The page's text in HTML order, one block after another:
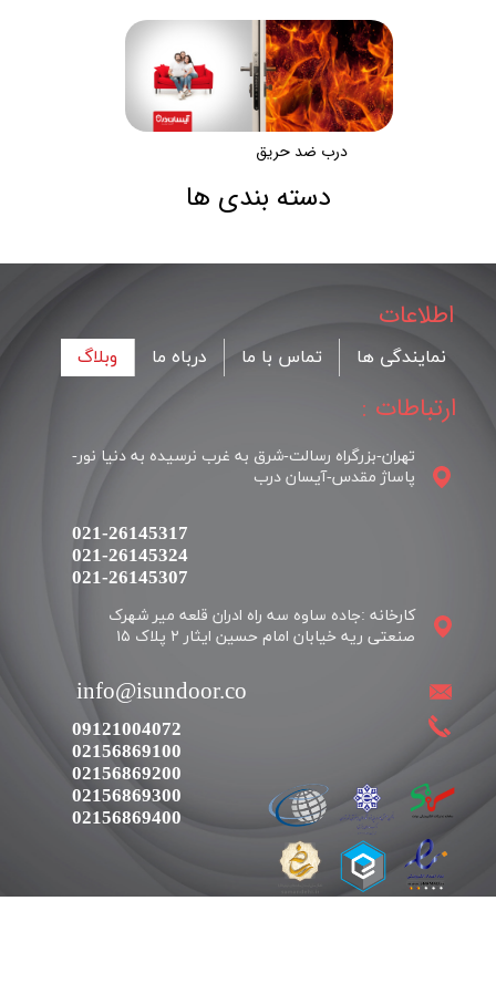
درب ضد حریق
دسته بندی ها
نمایندگی ها تماس با ما درباه ما وبلاگ
اطلاعات
ارتباطات :
تهران-بزرگراه رسالت-شرق به غرب نرسیده به دنیا نور-
پاساژ مقدس-آیسان درب
​​info@isundoor.co
کارخانه :جاده ساوه سه راه ادران قلعه میر شهرک
09121004072
02156869100
02156869200
02156869300
02156869400
021-26145317
021-26145324
​​​​​​​021-26145307